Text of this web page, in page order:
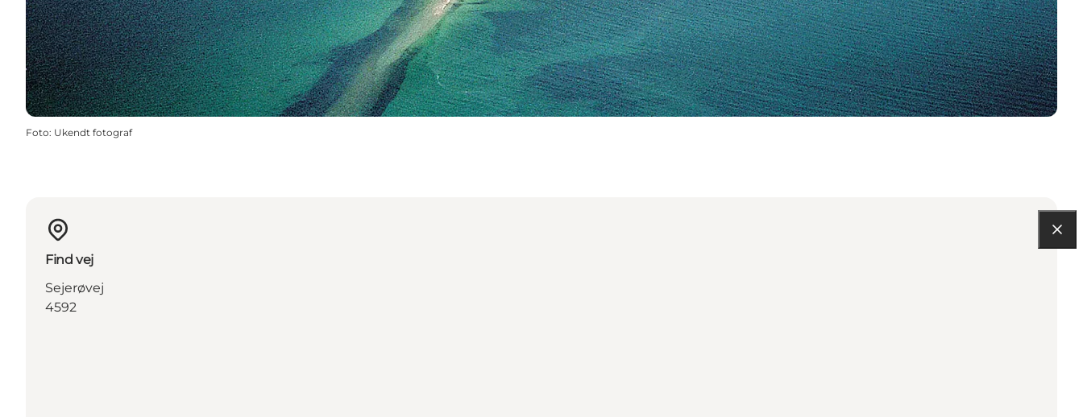
Foto: Ukendt fotograf
Find vej
Sejerøvej
4592